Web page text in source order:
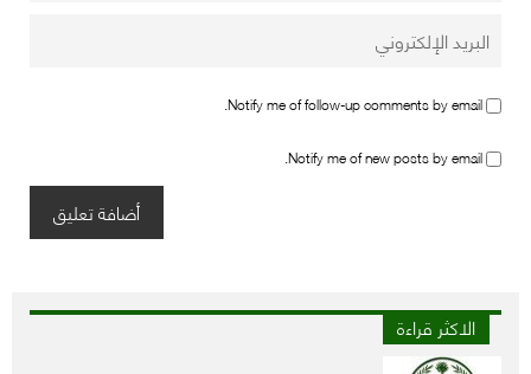
Notify me of follow-up comments by email.
Notify me of new posts by email.
الاكثر قراءة